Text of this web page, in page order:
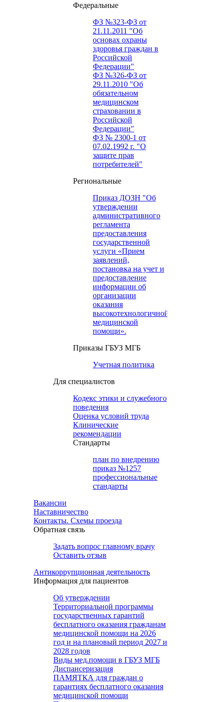
Федеральные
ФЗ №323-ФЗ от
21.11.2011 "Об
основах охраны
здоровья граждан в
Российской
Федерации"
ФЗ №326-ФЗ от
29.11.2010 "Об
обязательном
медицинском
страховании в
Российской
Федерации"
ФЗ № 2300-1 от
07.02.1992 г. "О
защите прав
потребителей"
Региональные
Приказ ДОЗН "Об
утверждении
административного
регламента
предоставления
государственной
услуги «Прием
заявлений,
постановка на учет и
предоставление
информации об
организации
оказания
высокотехнологичной
медицинской
помощи».
Приказы ГБУЗ МГБ
Учетная политика
Для специалистов
Кодекс этики и служебного
поведения
Оценка условий труда
Клинические
рекомендации
Cтандарты
план по внедрению
приказ №1257
профессиональные
стандарты
Вакансии
Наставничество
Контакты. Схемы проезда
Обратная связь
Задать вопрос главному врачу
Оставить отзыв
Антикоррупционная деятельность
Информация для пациентов
Об утверждении
Территориальной программы
государственных гарантий
бесплатного оказания гражданам
медицинской помощи на 2026
год и на плановый период 2027 и
2028 годов
Виды мед.помощи в ГБУЗ МГБ
Диспансеризация
ПАМЯТКА для граждан о
гарантиях бесплатного оказания
медицинской помощи